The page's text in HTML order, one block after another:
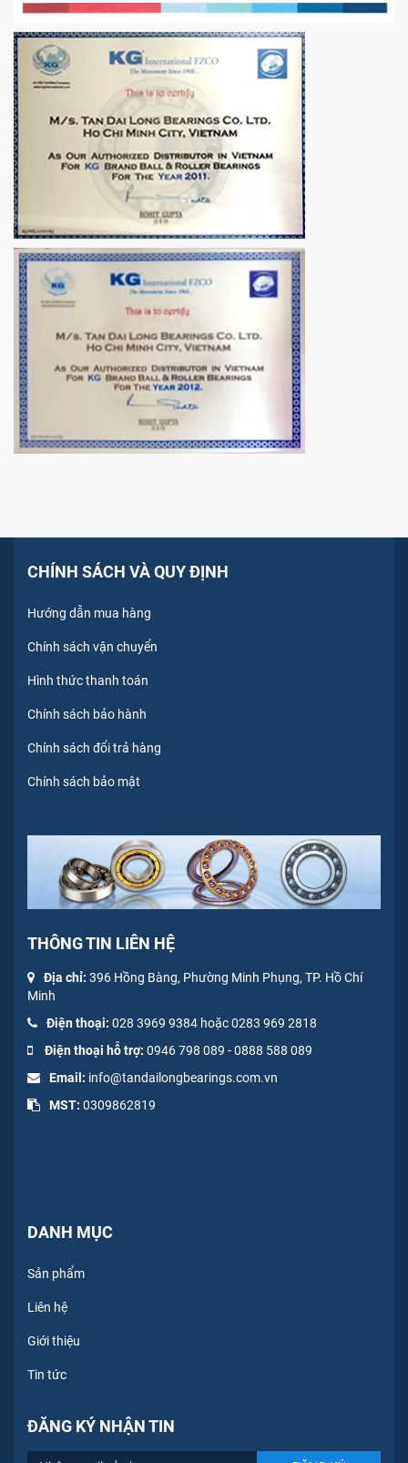
CHÍNH SÁCH VÀ QUY ĐỊNH
Hướng dẫn mua hàng
Chính sách vận chuyển
Hình thức thanh toán
Chính sách bảo hành
Chính sách đổi trả hàng
Chính sách bảo mật
THÔNG TIN LIÊN HỆ
Địa chỉ: 396 Hồng Bàng, Phường Minh Phụng, TP. Hồ Chí
Minh
Điện thoại: 028 3969 9384 hoặc 0283 969 2818
Điện thoại hỗ trợ: 0946 798 089 -0888 588 089
Email: info@tandailongbearings.com.vn
MST: 0309862819
DANH MỤC
Sản phẩm
Liên hệ
Giới thiệu
Tin tức
ĐĂNG KÝ NHẬN TIN